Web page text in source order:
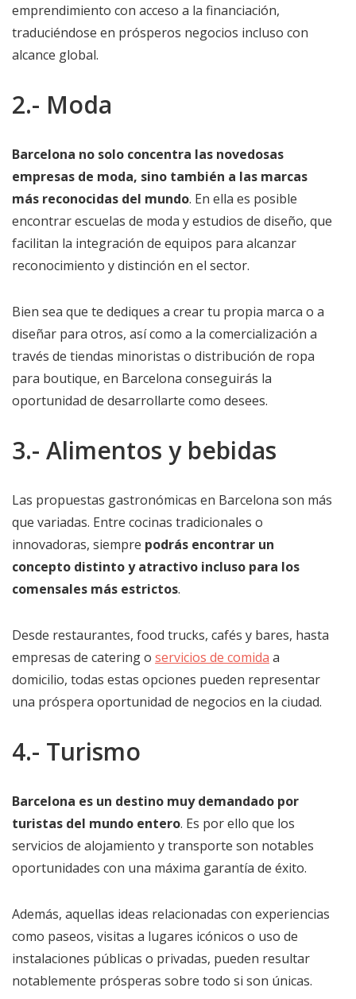
emprendimiento con acceso a la financiación,
traduciéndose en prósperos negocios incluso con
alcance global.
2.- Moda
Barcelona no solo concentra las novedosas
empresas de moda, sino también a las marcas
más reconocidas del mundo. En ella es posible
encontrar escuelas de moda y estudios de diseño, que
facilitan la integración de equipos para alcanzar
reconocimiento y distinción en el sector.
Bien sea que te dediques a crear tu propia marca o a
diseñar para otros, así como a la comercialización a
través de tiendas minoristas o distribución de ropa
para boutique, en Barcelona conseguirás la
oportunidad de desarrollarte como desees.
3.- Alimentos y bebidas
Las propuestas gastronómicas en Barcelona son más
que variadas. Entre cocinas tradicionales o
innovadoras, siempre podrás encontrar un
concepto distinto y atractivo incluso para los
comensales más estrictos.
Desde restaurantes, food trucks, cafés y bares, hasta
empresas de catering o servicios de comida a
domicilio, todas estas opciones pueden representar
una próspera oportunidad de negocios en la ciudad.
4.- Turismo
Barcelona es un destino muy demandado por
turistas del mundo entero. Es por ello que los
servicios de alojamiento y transporte son notables
oportunidades con una máxima garantía de éxito.
Además, aquellas ideas relacionadas con experiencias
como paseos, visitas a lugares icónicos o uso de
instalaciones públicas o privadas, pueden resultar
notablemente prósperas sobre todo si son únicas.